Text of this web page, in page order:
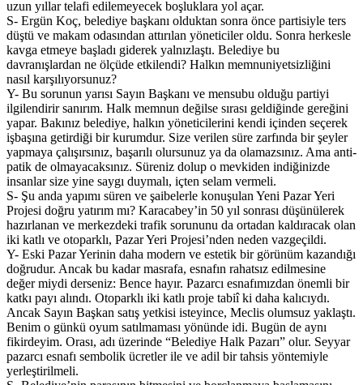
uzun yıllar telafi edilemeyecek boşluklara yol açar.
S- Ergün Koç, belediye başkanı olduktan sonra önce partisiyle ters
düştü ve makam odasından attırılan yöneticiler oldu. Sonra herkesle
kavga etmeye başladı giderek yalnızlaştı. Belediye bu
davranışlardan ne ölçüde etkilendi? Halkın memnuniyetsizliğini
nasıl karşılıyorsunuz?
Y- Bu sorunun yarısı Sayın Başkanı ve mensubu olduğu partiyi
ilgilendirir sanırım. Halk memnun değilse sırası geldiğinde gereğini
yapar. Bakınız belediye, halkın yöneticilerini kendi içinden seçerek
işbaşına getirdiği bir kurumdur. Size verilen süre zarfında bir şeyler
yapmaya çalışırsınız, başarılı olursunuz ya da olamazsınız. Ama anti-
patik de olmayacaksınız. Süreniz dolup o mevkiden indiğinizde
insanlar size yine saygı duymalı, içten selam vermeli.
S- Şu anda yapımı süren ve şaibelerle konuşulan Yeni Pazar Yeri
Projesi doğru yatırım mı? Karacabey’in 50 yıl sonrası düşünülerek
hazırlanan ve merkezdeki trafik sorununu da ortadan kaldıracak olan
iki katlı ve otoparklı, Pazar Yeri Projesi’nden neden vazgeçildi.
Y- Eski Pazar Yerinin daha modern ve estetik bir görünüm kazandığı
doğrudur. Ancak bu kadar masrafa, esnafın rahatsız edilmesine
değer miydi derseniz: Bence hayır. Pazarcı esnafımızdan önemli bir
katkı payı alındı. Otoparklı iki katlı proje tabiî ki daha kalıcıydı.
Ancak Sayın Başkan satış yetkisi isteyince, Meclis olumsuz yaklaştı.
Benim o günkü oyum satılmaması yönünde idi. Bugün de aynı
fikirdeyim. Orası, adı üzerinde “Belediye Halk Pazarı” olur. Seyyar
pazarcı esnafı sembolik ücretler ile ve adil bir tahsis yöntemiyle
yerleştirilmeli.